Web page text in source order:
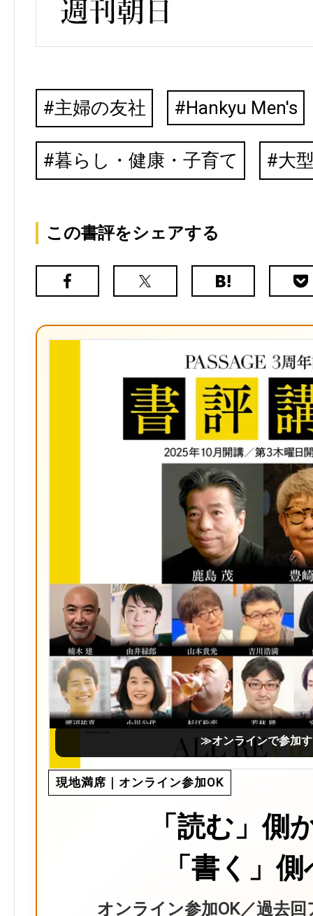
主婦の友社 Hankyu Men's
暮らし・健康・子育て 大
この書評をシェアする
Facebook
X（旧
は
ク
マ
ー
ク
≫オンラインで参加
現地満席｜オンライン参加OK
「読む」側
「書く」
オンライン参加OK／過去